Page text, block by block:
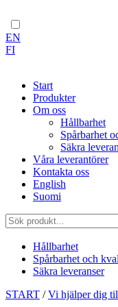
EN
FI
Start
Produkter
Om oss
Hållbarhet
Spårbarhet
Säkra
Våra leverantörer
Kontakta oss
English
Suomi
Hållbarhet
Spårbarhet och
Säkra leveranser
Skip
START /Vi hjälper dig